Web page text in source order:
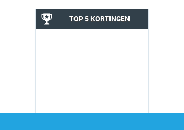
TOP 5 KORTINGEN